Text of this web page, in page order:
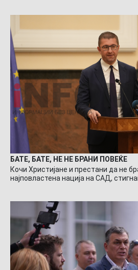
БАТЕ, БАТЕ, НЕ НЕ БРАНИ ПОВЕЌЕ
Кочи Христијане и престани да не
најповластена нација на САД,